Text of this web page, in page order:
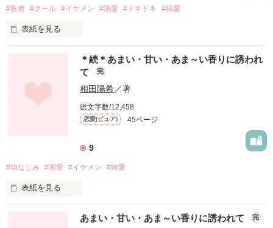
自分の気持ちを知られたくなくて宮前先生狙いだと口にしたら
【キミの運命の人は俺じゃない】
の登場人物『恵ちゃん』のお話です。
作品を読む
#医者 #クール #イケメン #溺愛 #ドキドキ #純愛
表紙を見る
K大学病院口腔外科勤務歯科医
佐久間湊(さくまみなと)
K大学病院勤務外科医
さばさばした男まさりの性格で、遊んでいるように誤解されて
しまうが、ロマンチックな恋愛を夢見る乙女で奥手な亜沙美。
はじめてなのに中学からの親友葵の結婚式に出席していたクー
２度と会うことかないと思っていたのに再び勤務先で再会
＊続＊あまい・甘い・あま～い香りに誘われてに登場する亜沙
美と湊のお話です。
＊続＊あまい・甘い・あま～い香りに誘われ
て
完
相田陽希／著
総文字数/12,458
恋愛(ピュア) 45ページ
9
#幼なじみ #溺愛 #イケメン #純愛
表紙を見る
あまい・甘い・あま～い香りに誘われて 完